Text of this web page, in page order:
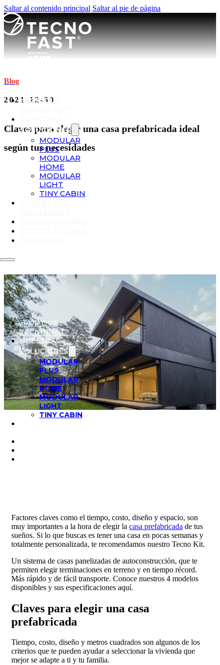
Saltar al contenido principal Saltar al pie de página
¿POR QUÉ
SOLUCIONES
MODULAR
PLUS
MODULAR
HOME
MODULAR
LIGHT
TINY CABIN
¿POR QUÉ
TECNOFAST?
NUESTRAS
SOLUCIONES
MODULAR
PLUS
MODULAR
HOME
MODULAR
LIGHT
TINY CABIN
Blog
2021-12-30
Claves para elegir una casa prefabricada ideal
según tus necesidades
Factores claves como el tiempo, costo, diseño y espacio, son
muy importantes a la hora de elegir la casa prefabricada de tus
sueños. Si lo que buscas es tener una casa en pocas semanas y
totalmente personalizada, te recomendamos nuestro Tecno Kit.
Un sistema de casas panelizadas de autoconstrucción, que te
permiten elegir terminaciones en terreno y en tiempo récord.
Más rápido y de fácil transporte. Conoce nuestros 4 modelos
disponibles y sus especificaciones aquí.
Claves para elegir una casa
prefabricada
Tiempo, costo, diseño y metros cuadrados son algunos de los
criterios que te pueden ayudar a seleccionar la vivienda que
mejor se adapte a ti y tu familia.